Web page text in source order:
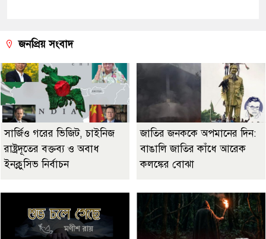
জনপ্রিয় সংবাদ
সার্জিও গরের ভিজিট, চাইনিজ
রাষ্ট্রদূতের বক্তব্য ও অবাধ
ইনক্লুসিভ নির্বাচন
জাতির জনককে অপমানের দিন:
বাঙালি জাতির কাঁধে আরেক
কলঙ্কের বোঝা